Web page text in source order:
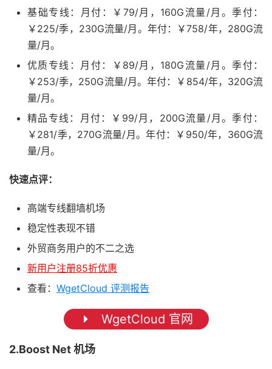
基础专线：月付：￥79/月，160G流量/月。季付：
￥225/季，230G流量/月。年付：￥758/年，280G流
量/月。
优质专线：月付：￥89/月，180G流量/月。季付：
￥253/季，250G流量/月。年付：￥854/年，320G流
量/月。
精品专线：月付：￥99/月，200G流量/月。季付：
￥281/季，270G流量/月。年付：￥950/年，360G流
量/月。
快速点评：
高端专线翻墙机场
稳定性表现不错
外贸商务用户的不二之选
新用户注册85折优惠
查看： WgetCloud 评测报告
WgetCloud 官网
2.Boost Net 机场